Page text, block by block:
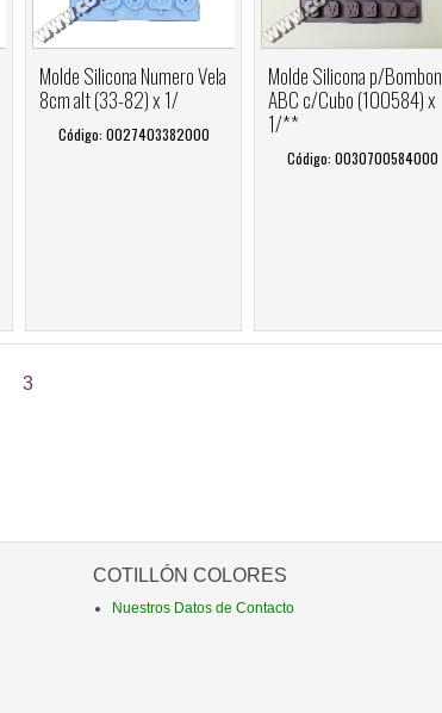
Molde Silicona Numero Vela
8cm alt (33-82) x 1/
Código: 0027403382000
Molde Silicona p/Bombon
ABC c/Cubo (100584) x
1/**
Código: 0030700584000
3
COTILLÓN COLORES
Nuestros Datos de Contacto